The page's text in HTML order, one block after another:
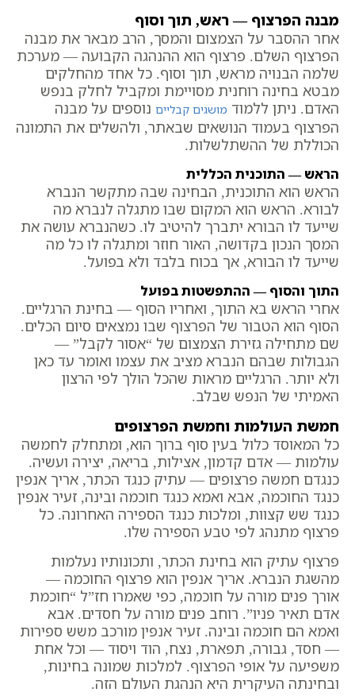
מבנה הפרצוף — ראש, תוך וסוף
אחר ההסבר על הצמצום והמסך, הרב מבאר את מבנה
הפרצוף השלם. פרצוף הוא ההנהגה הקבועה — מערכת
שלמה הבנויה מראש, תוך וסוף. כל אחד מהחלקים
מבטא בחינה רוחנית מסויימת ומקביל לחלק בנפש
האדם. ניתן ללמוד מושגים קבליים נוספים על מבנה
הפרצוף בעמוד הנושאים שבאתר, ולהשלים את התמונה
הכוללת של ההשתלשלות.
הראש — התוכנית הכללית
הראש הוא התוכנית, הבחינה שבה מתקשר הנברא
לבורא. הראש הוא המקום שבו מתגלה לנברא מה
שייעד לו הבורא יתברך להיטיב לו. כשהנברא עושה את
המסך הנכון בקדושה, האור חוזר ומתגלה לו כל מה
שייעד לו הבורא, אך בכוח בלבד ולא בפועל.
התוך והסוף — ההתפשטות בפועל
אחרי הראש בא התוך, ואחריו הסוף — בחינת הרגליים.
הסוף הוא הטבור של הפרצוף שבו נמצאים סיום הכלים.
שם מתחילה גזירת הצמצום של “אסור לקבל” —
הגבולות שבהם הנברא מציב את עצמו ואומר עד כאן
ולא יותר. הרגליים מראות שהכל הולך לפי הרצון
האמיתי של הנפש שבלב.
חמשת העולמות וחמשת הפרצופים
כל המאוסד כלול בעין סוף ברוך הוא, ומתחלק לחמשה
עולמות — אדם קדמון, אצילות, בריאה, יצירה ועשיה.
כנגדם חמשה פרצופים — עתיק כנגד הכתר, אריך אנפין
כנגד החוכמה, אבא ואמא כנגד חוכמה ובינה, זעיר אנפין
כנגד שש קצוות, ומלכות כנגד הספירה האחרונה. כל
פרצוף מתנהג לפי טבע הספירה שלו.
פרצוף עתיק הוא בחינת הכתר, ותכונותיו נעלמות
מהשגת הנברא. אריך אנפין הוא פרצוף החוכמה —
אורך פנים מורה על חוכמה, כפי שאמרו חז”ל “חוכמת
אדם תאיר פניו”. רוחב פנים מורה על חסדים. אבא
ואמא הם חוכמה ובינה. זעיר אנפין מורכב משש ספירות
— חסד, גבורה, תפארת, נצח, הוד ויסוד — וכל אחת
משפיעה על אופי הפרצוף. למלכות שמונה בחינות,
ובחינתה העיקרית היא הנהגת העולם הזה.